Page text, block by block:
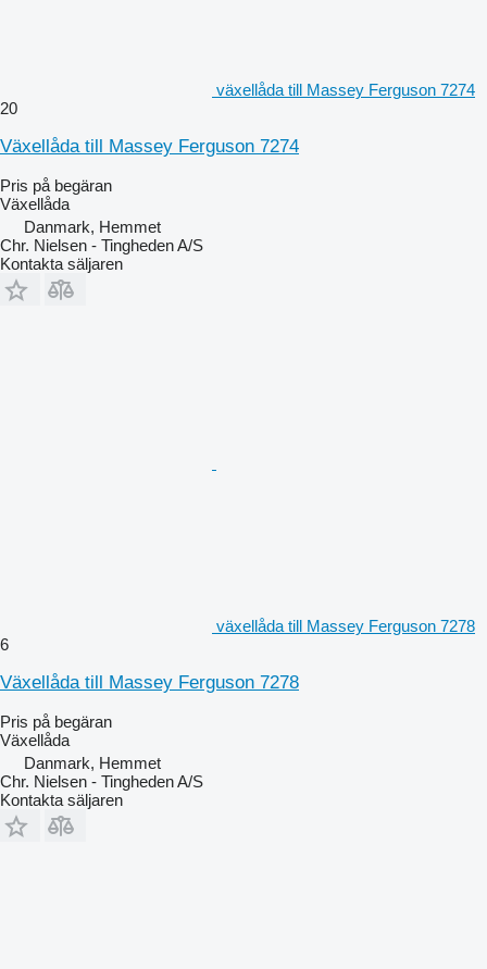
växellåda till Massey Ferguson 7274
20
Växellåda till Massey Ferguson 7274
Pris på begäran
Växellåda
Danmark, Hemmet
Chr. Nielsen - Tingheden A/S
Kontakta säljaren
växellåda till Massey Ferguson 7278
6
Växellåda till Massey Ferguson 7278
Pris på begäran
Växellåda
Danmark, Hemmet
Chr. Nielsen - Tingheden A/S
Kontakta säljaren